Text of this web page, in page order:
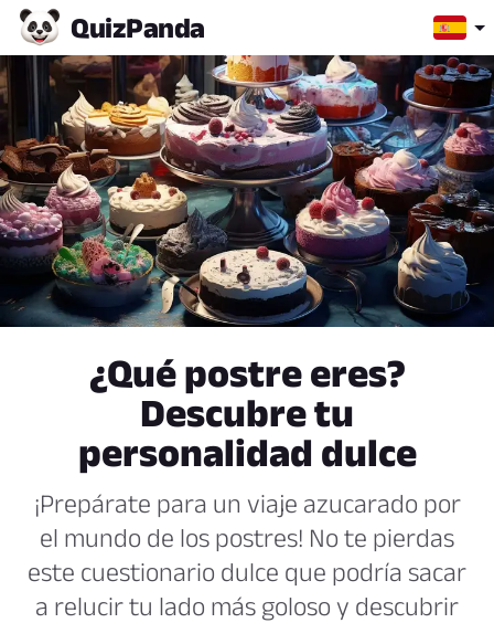
QuizPanda
¿Qué postre eres?
Descubre tu
personalidad dulce
¡Prepárate para un viaje azucarado por
el mundo de los postres! No te pierdas
este cuestionario dulce que podría sacar
a relucir tu lado más goloso y descubrir